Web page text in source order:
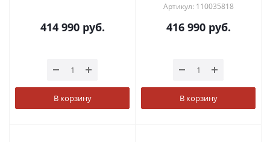
414 990руб.
В корзину
Артикул: 110035818
416 990руб.
В корзину